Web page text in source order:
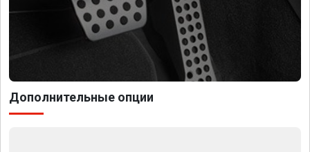
Дополнительные опции